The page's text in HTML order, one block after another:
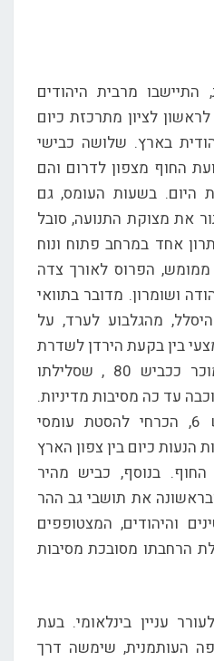
מרבית היהודים
לציון מתרכזת כיום
היהודית בארץ. שלושה כבישי
ברצועת החוף מצפון לדרום והם
היום. בשעות העומס, גם
את מצוקת התנועה, סובל
אחד במרחב פתוח ונוח
ממומש, הפרוס לאורך צדה
ושומרון. מדובר בתוואי
מהגלבוע לערד, על
בין בקעת הירדן לשדרת
ההר. בתכניות הנושא מוכר ככביש 80 , שסלילתו
עד כה מסיבות מדיניות.
כביש כזה, ברמת כביש 6, הכרחי להסטת עומסי
כיום בין צפון הארץ
בנוסף, כביש מהיר
את תושבי גב ההר
והיהודים, המצטופפים
60, שפעולת הרחבתו מסובכת מסיבות
עניין בינלאומי. בעת
העותמנית, שימשה דרך